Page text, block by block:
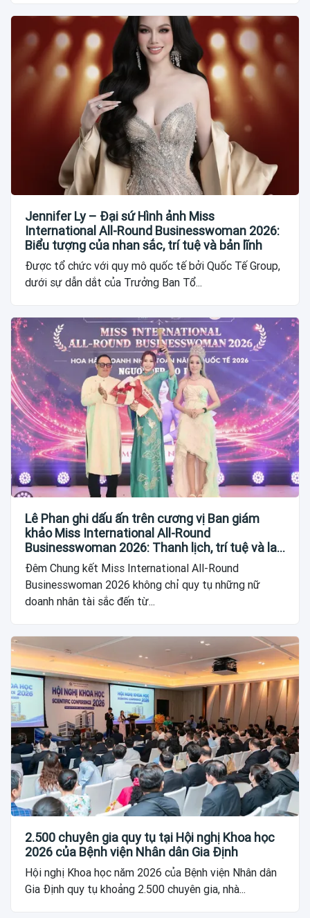
Jennifer Ly – Đại sứ Hình ảnh Miss
International All-Round Businesswoman 2026:
Biểu tượng của nhan sắc, trí tuệ và bản lĩnh
Được tổ chức với quy mô quốc tế bởi Quốc Tế Group,
dưới sự dẫn dắt của Trưởng Ban Tổ...
Lê Phan ghi dấu ấn trên cương vị Ban giám
khảo Miss International All-Round
Businesswoman 2026: Thanh lịch, trí tuệ và lan
tỏa giá trị của người phụ nữ hiện đại
Đêm Chung kết Miss International All-Round
Businesswoman 2026 không chỉ quy tụ những nữ
doanh nhân tài sắc đến từ...
2.500 chuyên gia quy tụ tại Hội nghị Khoa học
2026 của Bệnh viện Nhân dân Gia Định
Hội nghị Khoa học năm 2026 của Bệnh viện Nhân dân
Gia Định quy tụ khoảng 2.500 chuyên gia, nhà...